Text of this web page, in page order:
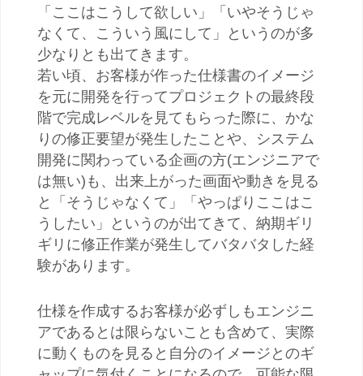
「ここはこうして欲しい」「いやそうじゃ
なくて、こういう風にして」というのが多
少なりとも出てきます。
若い頃、お客様が作った仕様書のイメージ
を元に開発を行ってプロジェクトの最終段
階で完成レベルを見てもらった際に、かな
りの修正要望が発生したことや、システム
開発に関わっている企画の方(エンジニアで
は無い)も、出来上がった画面や動きを見る
と「そうじゃなくて」「やっぱりここはこ
うしたい」というのが出てきて、納期ギリ
ギリに修正作業が発生してバタバタした経
験があります。
仕様を作成するお客様が必ずしもエンジニ
アであるとは限らないことも含めて、実際
に動くものを見ると自分のイメージとのギ